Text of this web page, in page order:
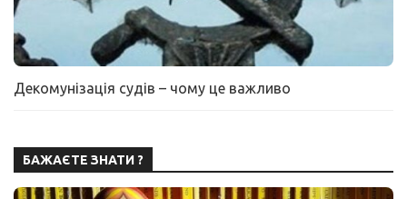
Декомунізація судів – чому це важливо
БАЖАЄТЕ ЗНАТИ ?